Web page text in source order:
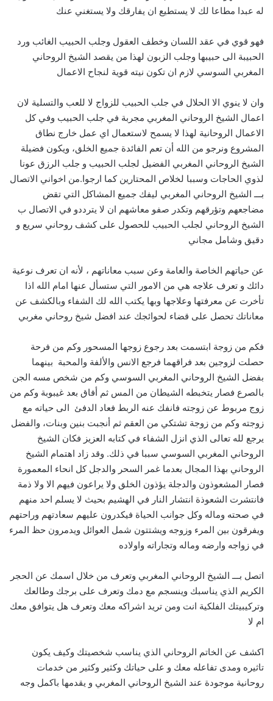
له عبدا مطاعا لك لا يستطيع ان يفارقك ولا يستغني عنك
فهو قوي في عقد اللسان وخطف العقول وجلب الحبيب الغائب ورد
الحبيبة الى حبيبها وجلب الزبون لهذا من يقصد الشيخ الروحاني
المغربي السوسي لازم ان تكون نيته قوية لنجاح الاعمال
وان لا ينوي الا الحلال في جلب الحبيب للزواج لا للعب والتسلية لان
اعمال الشيخ الروحاني المغربي مجربة في جلب الحبيب وفي كل
الاعمال الروحانية لهذا لا يسمح لاستعمال اي عمل خارج نطاق
المشروع ونرجو من الله أن تعم الفائدة جميع الخلق، ويكون فضيلة
الشيخ الروحاني المغربي الفضيل لجلب الحبيب و جلب الرزق عونا
لذوي الحاجات وسببا لخلاص المحتارين كما ارجوا.من اخواني الاتصال
بـــ الشيخ الروحاني المغربي ليفك جميع المشاكل التي تقض
مضاجعهم وتؤرقهم وتكدر صفو معاشهم ان لا يترددو في الاتصال ب
الشيخ الروحاني لجلب الحبيب للحصول على كشف روحاني سريع و
دقيق وشامل مجاني
عن حياتهم الخاصة والعامة وعن سبب معاناتهم ، لأنه ان تعرف نوعية
دائك و تعرف علاجه هي من الامور التي ستسأل عنها امام الله اذا
تأخرت عن معرفتها وعلاجها وبها يكتب الله لك الشفاء وبالكشف عن
معاناتك تحصل على قضاء لحوائجك عند افضل شيخ روحاني مغربي
فكم من زوجة ابتسمت بعد رجوع زوجها المسحور وكم من فرحة
حصلت لزوجين بعد فراقهما فرجع الانس والألفة والمحبة بينهما
بفضل الشيخ الروحاني المغربي السوسي وكم من شخص مسه الجن
بالصرع فصار يتخبطه الشيطان من المس ثم أفاق بعد غيبوبة وكم من
زوج مربوط عن زوجته فانفك عنه الربط فعاد الدفئ الى حياته مع
زوجته وكم من زوجة تشتكي من العقم ثم أنجبت بنين وبنات، والفضل
يرجع لله تعالى الذي انزل الشفاء في كتابه العزيز فكان الشيخ
الروحاني المغربي السوسي سببا في ذلك. وقد زاد اهتمام الشيخ
الروحاني بهذا المجال بعدما غمر السحر والدجل كل انحاء المعمورة
فصار المشعوذون والدجلة يؤذون الخلق ولا يراعون فيهم الا ولا ذمة
فانتشرت الشعوذة انتشار النار في الهشيم بحيث لا يسلم احد منهم
في صحته وماله وكل جوانب الحياة فيكدرون عليهم سعادتهم وراحتهم
ويفرقون بين المرء وزوجه ويشتتون شمل العوائل ويدمرون حظ المرء
في زواجه وارضه وماله وتجاراته واولاده
اتصل بـــ الشيخ الروحاني المغربي وتعرف من خلال اسمك عن الحجر
الكريم الذي يناسبك وينسجم مع دمك وتعرف على برجك وطالعك
وتركيبيتك الفلكية انت ومن تريد اشراكه معك وتعرف هل يتوافق معك
ام لا
اكشف عن الخاتم الروحاني الذي يناسب شخصيتك وكيف يكون
تاثيره ومدى تفاعله معك و على حياتك وكثير وكثير من خدمات
روحانية موجودة عند الشيخ الروحاني المغربي و يقدمها باكمل وجه